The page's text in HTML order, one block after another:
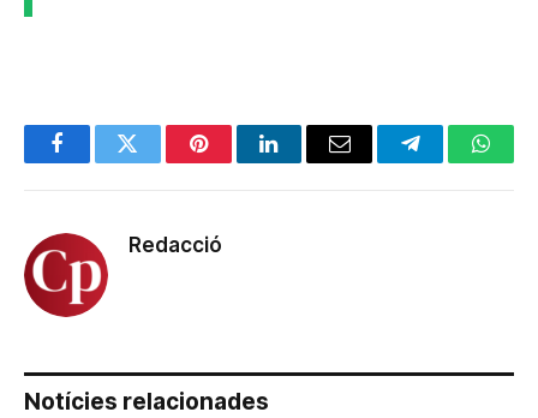
FacebookTwitter PinterestLinkedInEmail Telegram
Redacció
Notícies relacionades